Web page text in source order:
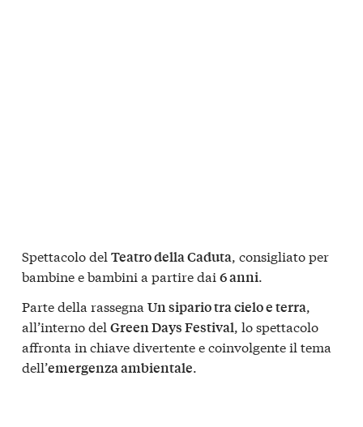
Spettacolo del Teatro della Caduta, consigliato per
bambine e bambini a partire dai 6 anni.
Parte della rassegna Un sipario tra cielo e terra,
all’interno del Green Days Festival, lo spettacolo
affronta in chiave divertente e coinvolgente il tema
dell’emergenza ambientale.